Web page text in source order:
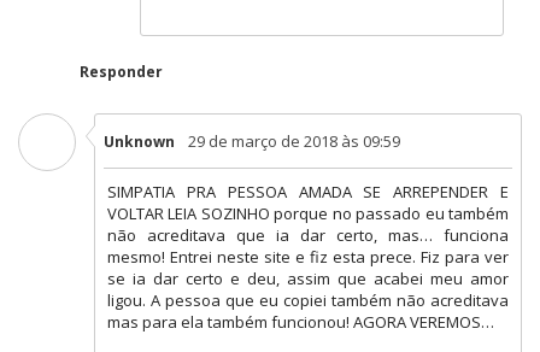
Responder
Unknown 29 de março de 2018 às 09:59
SIMPATIA PRA PESSOA AMADA SE ARREPENDER E
VOLTAR LEIA SOZINHO porque no passado eu também
não acreditava que ia dar certo, mas… funciona
mesmo! Entrei neste site e fiz esta prece. Fiz para ver
se ia dar certo e deu, assim que acabei meu amor
ligou. A pessoa que eu copiei também não acreditava
mas para ela também funcionou! AGORA VEREMOS…